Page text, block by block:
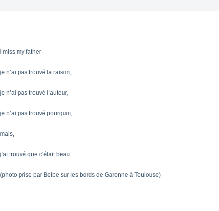
I miss my father
je n’ai pas trouvé la raison,
je n’ai pas trouvé l’auteur,
je n’ai pas trouvé pourquoi,
mais,
j’ai trouvé que c’était beau.
(photo prise par Belbe sur les bords de Garonne à Toulouse)